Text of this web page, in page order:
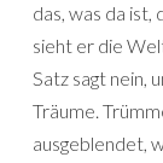
das, was da
sieht er die
Satz sagt nein,
Träume.
ausgeblendet,